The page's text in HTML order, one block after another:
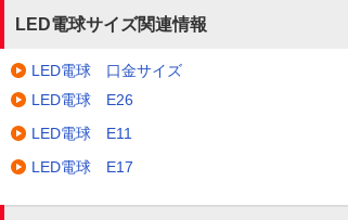
LED電球サイズ関連情報
LED電球 口金サイズ
LED電球 E26
LED電球 E11
LED電球 E17